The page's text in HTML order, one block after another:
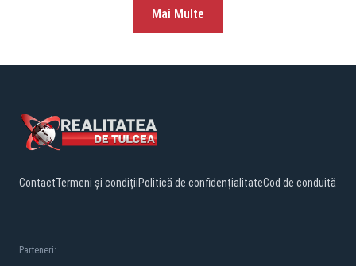
Mai Multe
ContactTermeni și condițiiPolitică de confidențialitateCod de conduită
Parteneri: